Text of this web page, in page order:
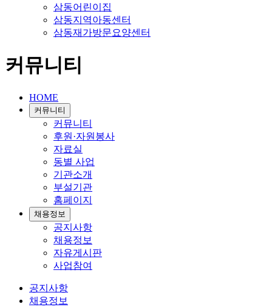
삼동어린이집
삼동지역아동센터
삼동재가방문요양센터
커뮤니티
HOME
커뮤니티
커뮤니티
후원·자원봉사
자료실
동별 사업
기관소개
부설기관
홈페이지
채용정보
공지사항
채용정보
자유게시판
사업참여
공지사항
채용정보